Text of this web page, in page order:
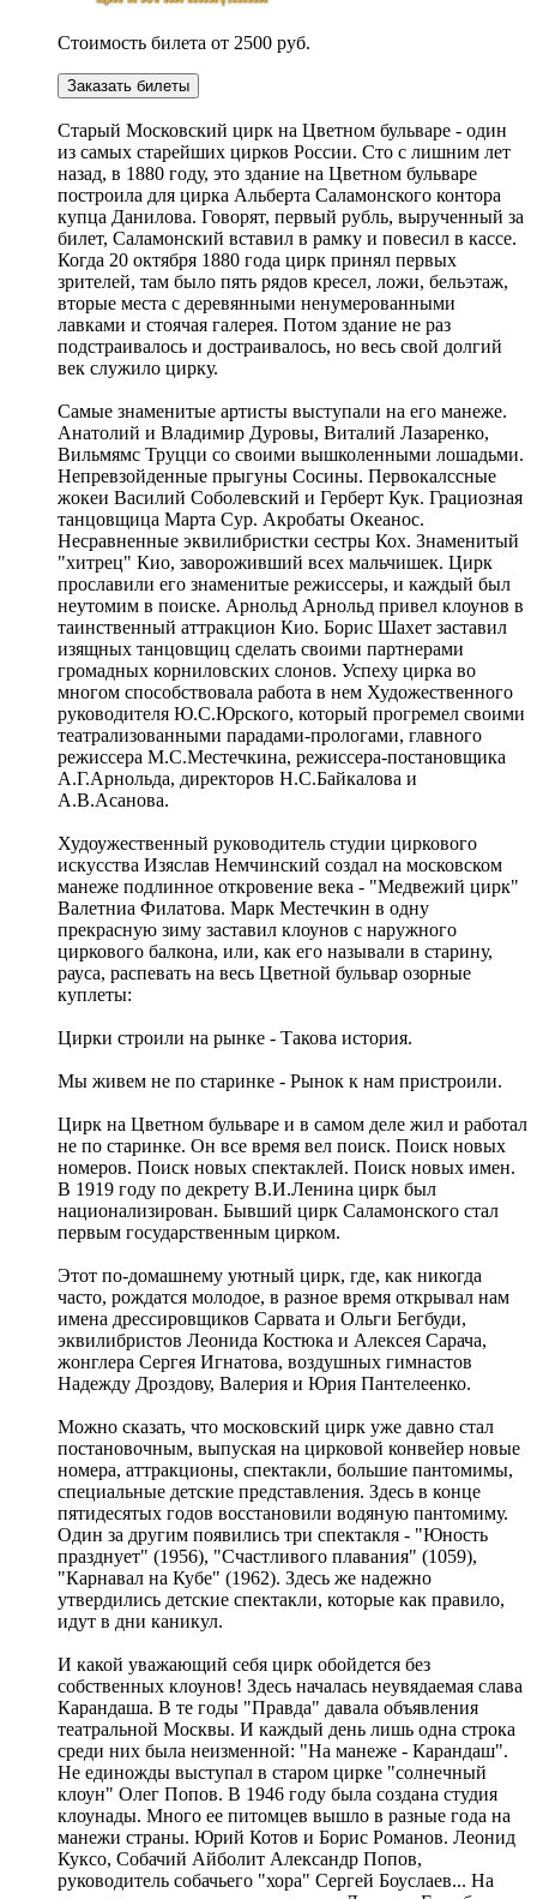
Стоимость билета от 2500 руб.
Заказать билеты
Cтарый Московский цирк на Цветном бульваре - один
из самых старейших цирков России. Сто с лишним лет
назад, в 1880 году, это здание на Цветном бульваре
построила для цирка Альберта Саламонского контора
купца Данилова. Говорят, первый рубль, вырученный за
билет, Саламонский вставил в рамку и повесил в кассе.
Когда 20 октября 1880 года цирк принял первых
зрителей, там было пять рядов кресел, ложи, бельэтаж,
вторые места с деревянными ненумерованными
лавками и стоячая галерея. Потом здание не раз
подстраивалось и достраивалось, но весь свой долгий
век служило цирку.
Самые знаменитые артисты выступали на его манеже.
Анатолий и Владимир Дуровы, Виталий Лазаренко,
Вильмямс Труцци со своими вышколенными лошадьми.
Непревзойденные прыгуны Сосины. Первокалссные
жокеи Василий Соболевский и Герберт Кук. Грациозная
танцовщица Марта Сур. Акробаты Океанос.
Несравненные эквилибристки сестры Кох. Знаменитый
"хитрец" Кио, завороживший всех мальчишек. Цирк
прославили его знаменитые режиссеры, и каждый был
неутомим в поиске. Арнольд Арнольд привел клоунов в
таинственный аттракцион Кио. Борис Шахет заставил
изящных танцовщиц сделать своими партнерами
громадных корниловских слонов. Успеху цирка во
многом способствовала работа в нем Художественного
руководителя Ю.С.Юрского, который прогремел своими
театрализованными парадами-прологами, главного
режиссера М.С.Местечкина, режиссера-постановщика
А.Г.Арнольда, директоров Н.С.Байкалова и
А.В.Асанова.
Худоужественный руководитель студии циркового
искусства Изяслав Немчинский создал на московском
манеже подлинное откровение века - "Медвежий цирк"
Валетниа Филатова. Марк Местечкин в одну
прекрасную зиму заставил клоунов с наружного
циркового балкона, или, как его называли в старину,
рауса, распевать на весь Цветной бульвар озорные
куплеты:
Цирки строили на рынке - Такова история.
Мы живем не по старинке - Рынок к нам пристроили.
Цирк на Цветном бульваре и в самом деле жил и работал
не по старинке. Он все время вел поиск. Поиск новых
номеров. Поиск новых спектаклей. Поиск новых имен.
В 1919 году по декрету В.И.Ленина цирк был
национализирован. Бывший цирк Саламонского стал
первым государственным цирком.
Этот по-домашнему уютный цирк, где, как никогда
часто, рождатся молодое, в разное время открывал нам
имена дрессировщиков Сарвата и Ольги Бегбуди,
эквилибристов Леонида Костюка и Алексея Сарача,
жонглера Сергея Игнатова, воздушных гимнастов
Надежду Дроздову, Валерия и Юрия Пантелеенко.
Можно сказать, что московский цирк уже давно стал
постановочным, выпуская на цирковой конвейер новые
номера, аттракционы, спектакли, большие пантомимы,
специальные детские представления. Здесь в конце
пятидесятых годов восстановили водяную пантомиму.
Один за другим появились три спектакля - "Юность
празднует" (1956), "Счастливого плавания" (1059),
"Карнавал на Кубе" (1962). Здесь же надежно
утвердились детские спектакли, которые как правило,
идут в дни каникул.
И какой уважающий себя цирк обойдется без
собственных клоунов! Здесь началась неувядаемая слава
Карандаша. В те годы "Правда" давала объявления
театральной Москвы. И каждый день лишь одна строка
среди них была неизменной: "На манеже - Карандаш".
Не единожды выступал в старом цирке "солнечный
клоун" Олег Попов. В 1946 году была создана студия
клоунады. Много ее питомцев вышло в разные года на
манежи страны. Юрий Котов и Борис Романов. Леонид
Куксо, Собачий Айболит Александр Попов,
руководитель собачьего "хора" Сергей Боуслаев... На